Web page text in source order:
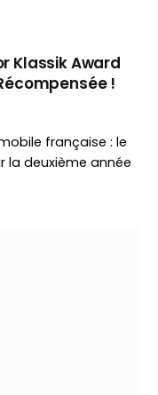
Klassik Award
!
française : le
la deuxième année